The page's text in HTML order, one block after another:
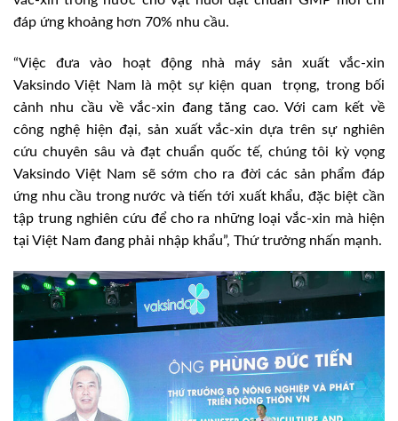
đáp ứng khoảng hơn 70% nhu cầu.
“Việc đưa vào hoạt động nhà máy sản xuất vắc-xin
Vaksindo Việt Nam là một sự kiện quan trọng, trong bối
cảnh nhu cầu về vắc-xin đang tăng cao. Với cam kết về
công nghệ hiện đại, sản xuất vắc-xin dựa trên sự nghiên
cứu chuyên sâu và đạt chuẩn quốc tế, chúng tôi kỳ vọng
Vaksindo Việt Nam sẽ sớm cho ra đời các sản phẩm đáp
ứng nhu cầu trong nước và tiến tới xuất khẩu, đặc biệt cần
tập trung nghiên cứu để cho ra những loại vắc-xin mà hiện
tại Việt Nam đang phải nhập khẩu”, Thứ trưởng nhấn mạnh.